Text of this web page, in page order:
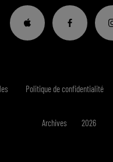
Politique de confidentialité
Archives 2026